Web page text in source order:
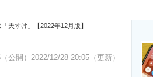
経営リーダーのコミ
天すけ」【2022年12月版】
公開） 2022/12/28 20:05（更新）